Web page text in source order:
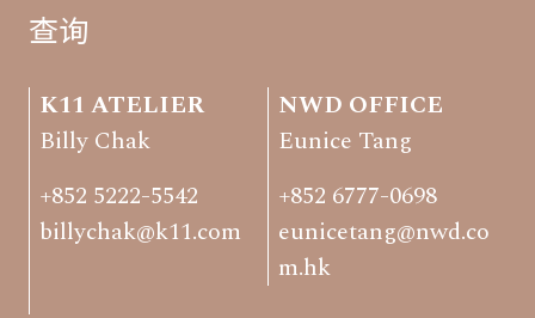
查询
K11 ATELIER
Billy Chak
+852 5222-5542
billychak@k11.com
NWD OFFICE
Eunice Tang
+852 6777-0698
eunicetang@nwd.co
m.hk